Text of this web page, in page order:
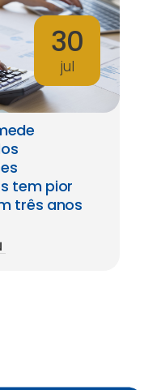
30
jul
tem pior
três anos